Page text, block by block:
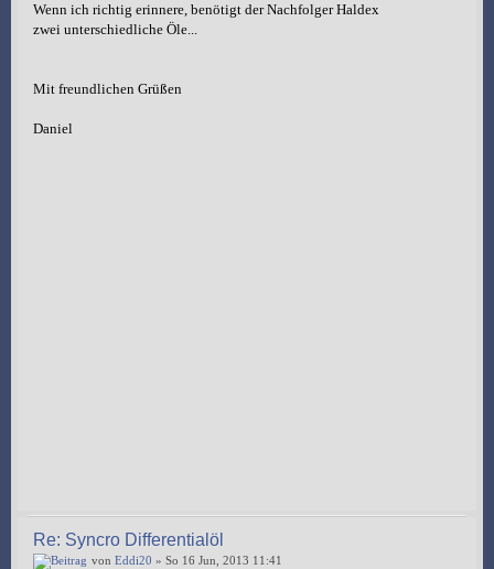
Wenn ich richtig erinnere, benötigt der Nachfolger Haldex
zwei unterschiedliche Öle...
Mit freundlichen Grüßen
Daniel
Re: Syncro Differentialöl
von Eddi20 » So 16 Jun, 2013 11:41